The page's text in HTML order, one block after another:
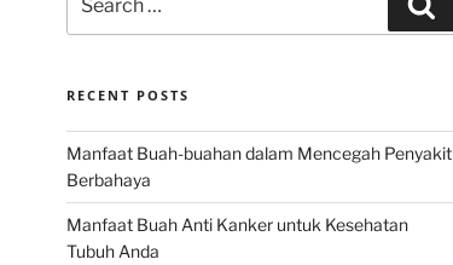
for:
RECENT POSTS
Manfaat Buah-buahan dalam Mencegah Penyakit
Berbahaya
Manfaat Buah Anti Kanker untuk Kesehatan
Tubuh Anda